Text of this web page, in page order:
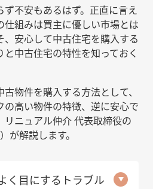
不安もあるはず。正直に言え
組みは買主に優しい市場とは
安心して中古住宅を購入する
中古住宅の特性を知っておく
物件を購入する方法として、
高い物件の特徴、逆に安心で
リニュアル仲介 代表取締役の
が解説します。
く目にするトラブル